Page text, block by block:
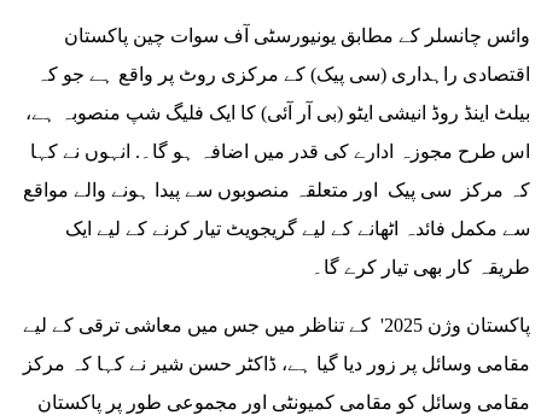
وائس چانسلر کے مطابق یونیورسٹی آف سوات چین پاکستان
اقتصادی راہداری (سی پیک) کے مرکزی روٹ پر واقع ہے جو کہ
بیلٹ اینڈ روڈ انیشی ایٹو (بی آر آئی) کا ایک فلیگ شپ منصوبہ ہے،
اس طرح مجوزہ ادارے کی قدر میں اضافہ ہو گا۔. انہوں نے کہا
کہ مرکز سی پیک اور متعلقہ منصوبوں سے پیدا ہونے والے مواقع
سے مکمل فائدہ اٹھانے کے لیے گریجویٹ تیار کرنے کے لیے ایک
طریقہ کار بھی تیار کرے گا۔
مقامی وسائل پر زور دیا گیا ہے، ڈاکٹر حسن شیر نے کہا کہ مرکز
مقامی وسائل کو مقامی کمیونٹی اور مجموعی طور پر پاکستان